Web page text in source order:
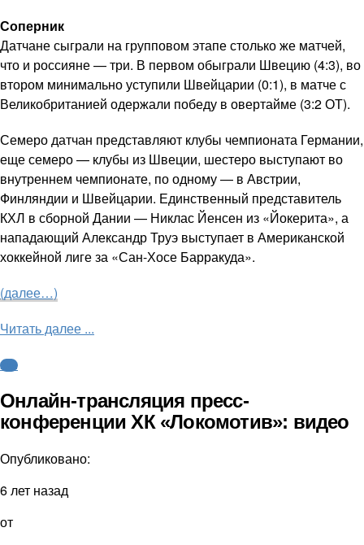
Соперник
Датчане сыграли на групповом этапе столько же матчей,
что и россияне — три. В первом обыграли Швецию (4:3), во
втором минимально уступили Швейцарии (0:1), в матче с
Великобританией одержали победу в овертайме (3:2 ОТ).
Семеро датчан представляют клубы чемпионата Германии,
еще семеро — клубы из Швеции, шестеро выступают во
внутреннем чемпионате, по одному — в Австрии,
Финляндии и Швейцарии. Единственный представитель
КХЛ в сборной Дании — Никлас Йенсен из «Йокерита», а
нападающий Александр Труэ выступает в Американской
хоккейной лиге за «Сан-Хосе Барракуда».
(далее…)
Читать далее ...
КХЛ
Онлайн-трансляция пресс-
конференции ХК «Локомотив»: видео
Опубликовано:
6 лет назад
от